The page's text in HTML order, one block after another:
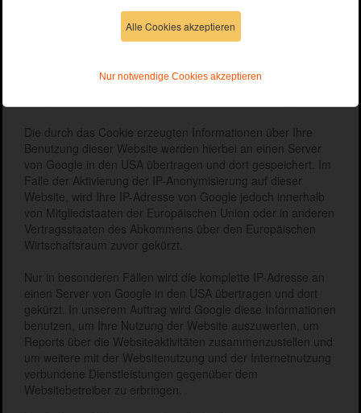
auf Ihrem Computer gespeichert werden und die eine
Die durch das Cookie erzeugten Informationen über Ihre
Benutzung dieser Website werden hierbei an einen Server
von Google in den USA übertragen und dort gespeichert. Im
Falle der Aktivierung der IP-Anonymisierung auf dieser
Website, wird Ihre IP-Adresse von Google jedoch innerhalb
von Mitgliedstaaten der Europäischen Union oder in anderen
Vertragsstaaten des Abkommens über den Europäischen
Wirtschaftsraum zuvor gekürzt.
Nur in besonderen Fällen wird die komplette IP-Adresse an
einen Server von Google in den USA übertragen und dort
gekürzt. In unserem Auftrag wird Google diese Informationen
benutzen, um Ihre Nutzung der Website auszuwerten, um
Reports über die Websiteaktivitäten zusammenzustellen und
um weitere mit der Websitenutzung und der Internetnutzung
verbundene Dienstleistungen gegenüber dem
Websitebetreiber zu erbringen.
Alle Cookies akzeptieren
Nur notwendige Cookies akzeptieren